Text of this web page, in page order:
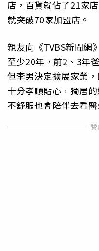
店，百貨就佔了21家
就突破70家加盟店。
親友向《TVBS新聞網
至少20年，前2、3年
但李男決定擴展家業
十分孝順貼心，獨居
不舒服也會陪伴去看